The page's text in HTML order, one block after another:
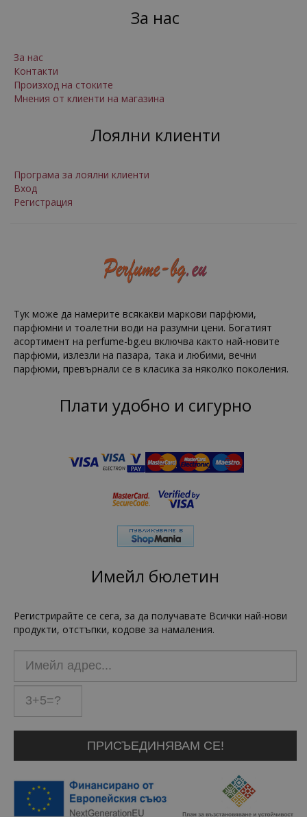
За нас
За нас
Контакти
Произход на стоките
Мнения от клиенти на магазина
Лоялни клиенти
Програма за лоялни клиенти
Вход
Регистрация
Тук може да намерите всякакви маркови парфюми,
парфюмни и тоалетни води на разумни цени. Богатият
асортимент на perfume-bg.eu включва както най-новите
парфюми, излезли на пазара, така и любими, вечни
парфюми, превърнали се в класика за няколко поколения.
Плати удобно и сигурно
Имейл бюлетин
Регистрирайте се сега, за да получавате Всички най-нови
продукти, отстъпки, кодове за намаления.